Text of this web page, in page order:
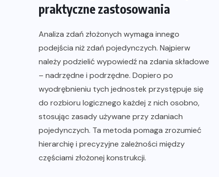
praktyczne zastosowania
Analiza zdań złożonych wymaga innego
podejścia niż zdań pojedynczych. Najpierw
należy podzielić wypowiedź na zdania składowe
– nadrzędne i podrzędne. Dopiero po
wyodrębnieniu tych jednostek przystępuje się
do rozbioru logicznego każdej z nich osobno,
stosując zasady używane przy zdaniach
pojedynczych. Ta metoda pomaga zrozumieć
hierarchię i precyzyjne zależności między
częściami złożonej konstrukcji.